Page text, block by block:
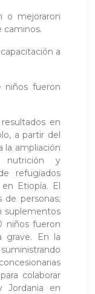
o mejoraron
caminos.
a
niños fueron
en
a partir del
la ampliación
nutrición y
refugiados
Etiopía. El
de personas;
suplementos
niños fueron
grave. En la
colaborar
Jordania en